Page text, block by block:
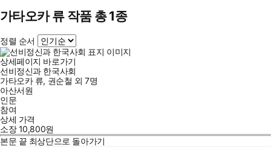
가타오카 류 작품 총 1종
정렬 순서
상세페이지 바로가기
선비정신과 한국사회
가타오카 류, 권순철 외7명
아산서원
인문
참여
상세 가격
소장10,800원
본문 끝 최상단으로 돌아가기